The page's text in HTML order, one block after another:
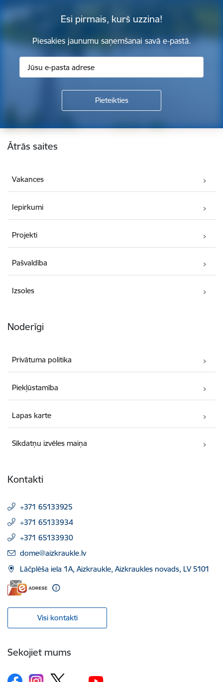
Esi pirmais, kurš uzzina!
Piesakies jaunumu saņemšanai savā e-pastā.
Kājene
Ātrās saites
Vakances
Iepirkumi
Projekti
Pašvaldība
Izsoles
Noderīgi
Privātuma politika
Piekļūstamība
Lapas karte
Sīkdatņu izvēles maiņa
Kontakti
+371 65133925
+371 65133934
+371 65133930
E-pasts:
dome@aizkraukle.lv
Lāčplēša iela 1A, Aizkraukle, Aizkraukles novads, LV 5101
Visi kontakti
Sekojiet mums